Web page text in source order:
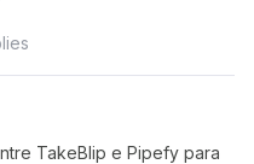
TakeBlip e Pipefy para